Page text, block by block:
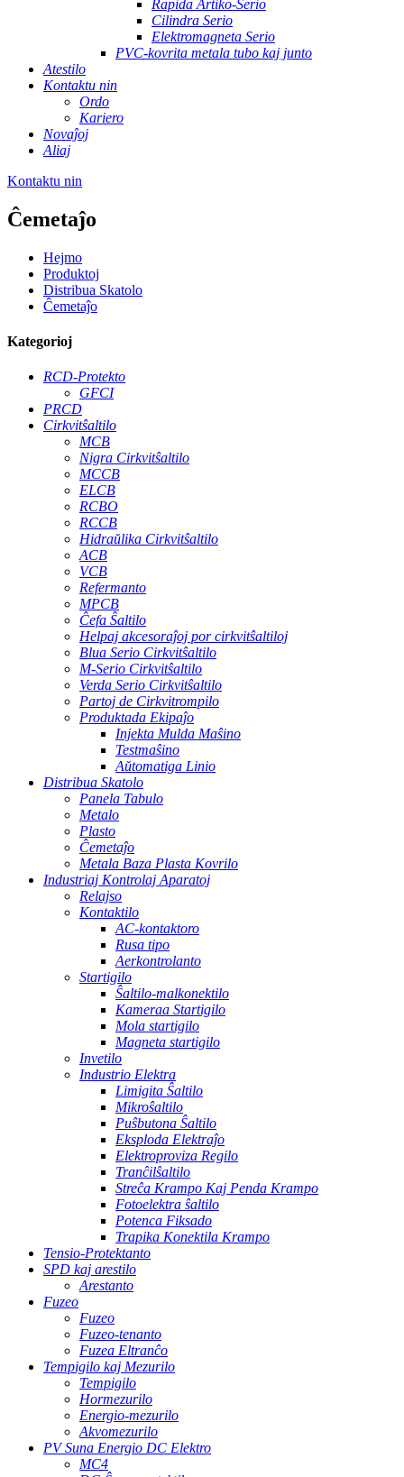
Rapida Artiko-Serio
Cilindra Serio
Elektromagneta Serio
PVC-kovrita metala tubo kaj junto
Atestilo
Kontaktu nin
Ordo
Kariero
Novaĵoj
Aliaj
Kontaktu nin
Ĉemetaĵo
Hejmo
Produktoj
Distribua Skatolo
Ĉemetaĵo
Kategorioj
RCD-Protekto
GFCI
PRCD
Cirkvitŝaltilo
MCB
Nigra Cirkvitŝaltilo
MCCB
ELCB
RCBO
RCCB
Hidraŭlika Cirkvitŝaltilo
ACB
VCB
Refermanto
MPCB
Ĉefa Ŝaltilo
Helpaj akcesoraĵoj por cirkvitŝaltiloj
Blua Serio Cirkvitŝaltilo
M-Serio Cirkvitŝaltilo
Verda Serio Cirkvitŝaltilo
Partoj de Cirkvitrompilo
Produktada Ekipaĵo
Injekta Mulda Maŝino
Testmaŝino
Aŭtomatiga Linio
Distribua Skatolo
Panela Tabulo
Metalo
Plasto
Ĉemetaĵo
Metala Baza Plasta Kovrilo
Industriaj Kontrolaj Aparatoj
Relajso
Kontaktilo
AC-kontaktoro
Rusa tipo
Aerkontrolanto
Startigilo
Ŝaltilo-malkonektilo
Kameraa Startigilo
Mola startigilo
Magneta startigilo
Invetilo
Industrio Elektra
Limigita Ŝaltilo
Mikroŝaltilo
Puŝbutona Ŝaltilo
Eksploda Elektraĵo
Elektroproviza Regilo
Tranĉilŝaltilo
Streĉa Krampo Kaj Penda Krampo
Fotoelektra ŝaltilo
Potenca Fiksado
Trapika Konektila Krampo
Tensio-Protektanto
SPD kaj arestilo
Arestanto
Fuzeo
Fuzeo
Fuzeo-tenanto
Fuzea Eltranĉo
Tempigilo kaj Mezurilo
Tempigilo
Hormezurilo
Energio-mezurilo
Akvomezurilo
PV Suna Energio DC Elektro
MC4